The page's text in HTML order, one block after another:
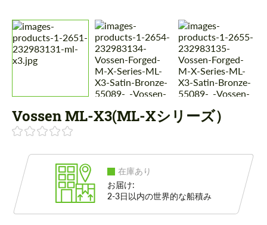
Vossen ML-X3(ML-Xシリーズ）
在庫あり
お届け:
2-3日以内の世界的な船積み